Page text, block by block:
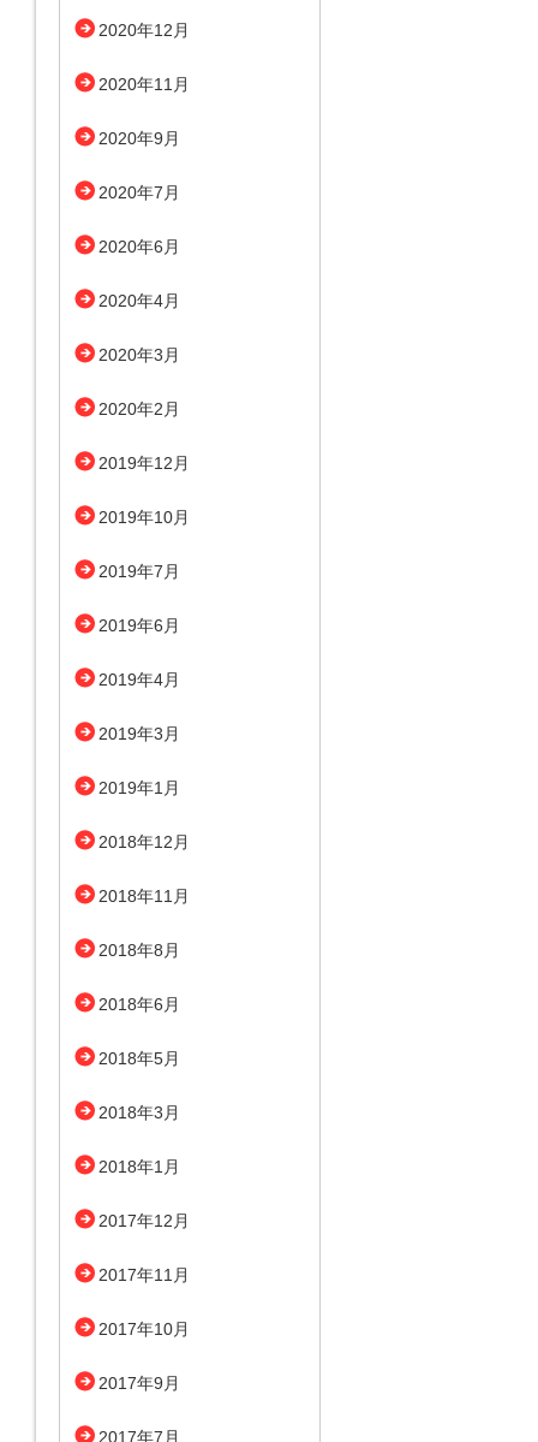
2020年12月
2020年11月
2020年9月
2020年7月
2020年6月
2020年4月
2020年3月
2020年2月
2019年12月
2019年10月
2019年7月
2019年6月
2019年4月
2019年3月
2019年1月
2018年12月
2018年11月
2018年8月
2018年6月
2018年5月
2018年3月
2018年1月
2017年12月
2017年11月
2017年10月
2017年9月
2017年7月